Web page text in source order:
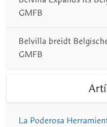
GMFB
Belvilla breidt
GMFB
La Poderosa